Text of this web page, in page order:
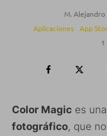
M. Alejandro
Aplicaciones
App
Color Magic es
fotográfico, que